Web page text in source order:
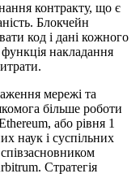
контракту, що є
Блокчейн
код і дані кожного
накладання
мережі та
більше роботи
або рівня 1
наук і суспільних
Стратегія